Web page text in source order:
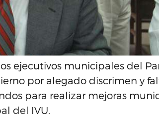
ejecutivos municipales del
por alegado discrimen y
para realizar mejoras
del IVU.